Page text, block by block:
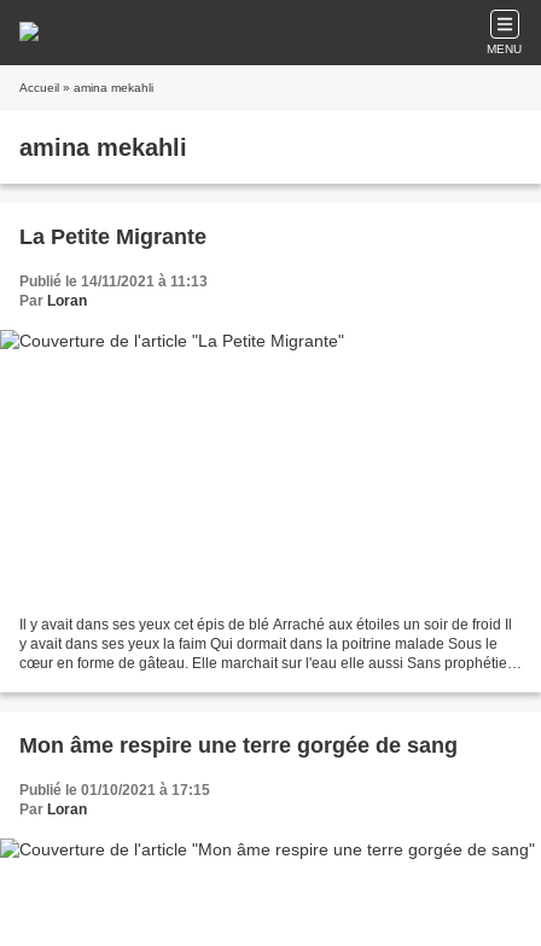
MENU
Accueil » amina mekahli
amina mekahli
La Petite Migrante
Publié le 14/11/2021 à 11:13
Par Loran
Il y avait dans ses yeux cet épis de blé Arraché aux étoiles un soir de froid Il
y avait dans ses yeux la faim Qui dormait dans la poitrine malade Sous le
cœur en forme de gâteau. Elle marchait sur l'eau elle aussi Sans prophétie
Mon âme respire une terre gorgée de sang
Publié le 01/10/2021 à 17:15
Par Loran